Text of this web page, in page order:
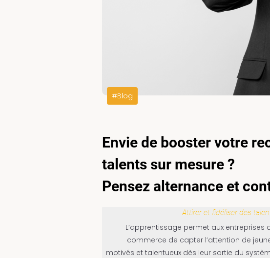
#Blog
Envie de booster votre
talents sur mesure ?
Pensez alternance et
Attirer et fidéliser des
L’apprentissage permet aux entreprises
commerce de capter l’attention de
motivés et talentueux dès leur sortie du